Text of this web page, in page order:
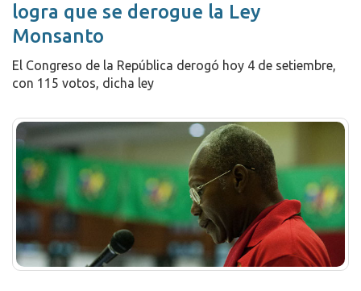
logra que se derogue la Ley
Monsanto
El Congreso de la República derogó hoy 4 de setiembre,
con 115 votos, dicha ley